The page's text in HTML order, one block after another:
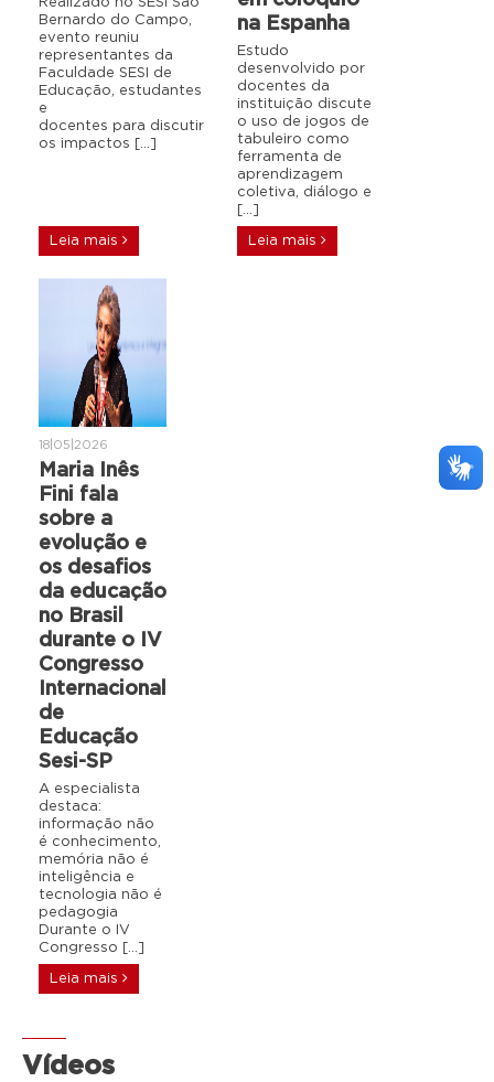
Bernardo do Campo,
evento reuniu
representantes da
Faculdade SESI de
Educação, estudantes
e
docentes para discutir
os impactos […]
Leia mais
na Espanha
Estudo
desenvolvido por
docentes da
instituição discute
o uso de jogos de
tabuleiro como
ferramenta de
aprendizagem
coletiva, diálogo e
[…]
Leia mais
18|05|2026
Maria Inês
Fini fala
sobre a
evolução e
os desafios
da educação
no Brasil
durante o IV
Congresso
Internacional
de
Educação
Sesi-SP
A especialista
destaca:
informação não
é conhecimento,
memória não é
inteligência e
tecnologia não é
pedagogia
Durante o IV
Congresso […]
Leia mais
Vídeos